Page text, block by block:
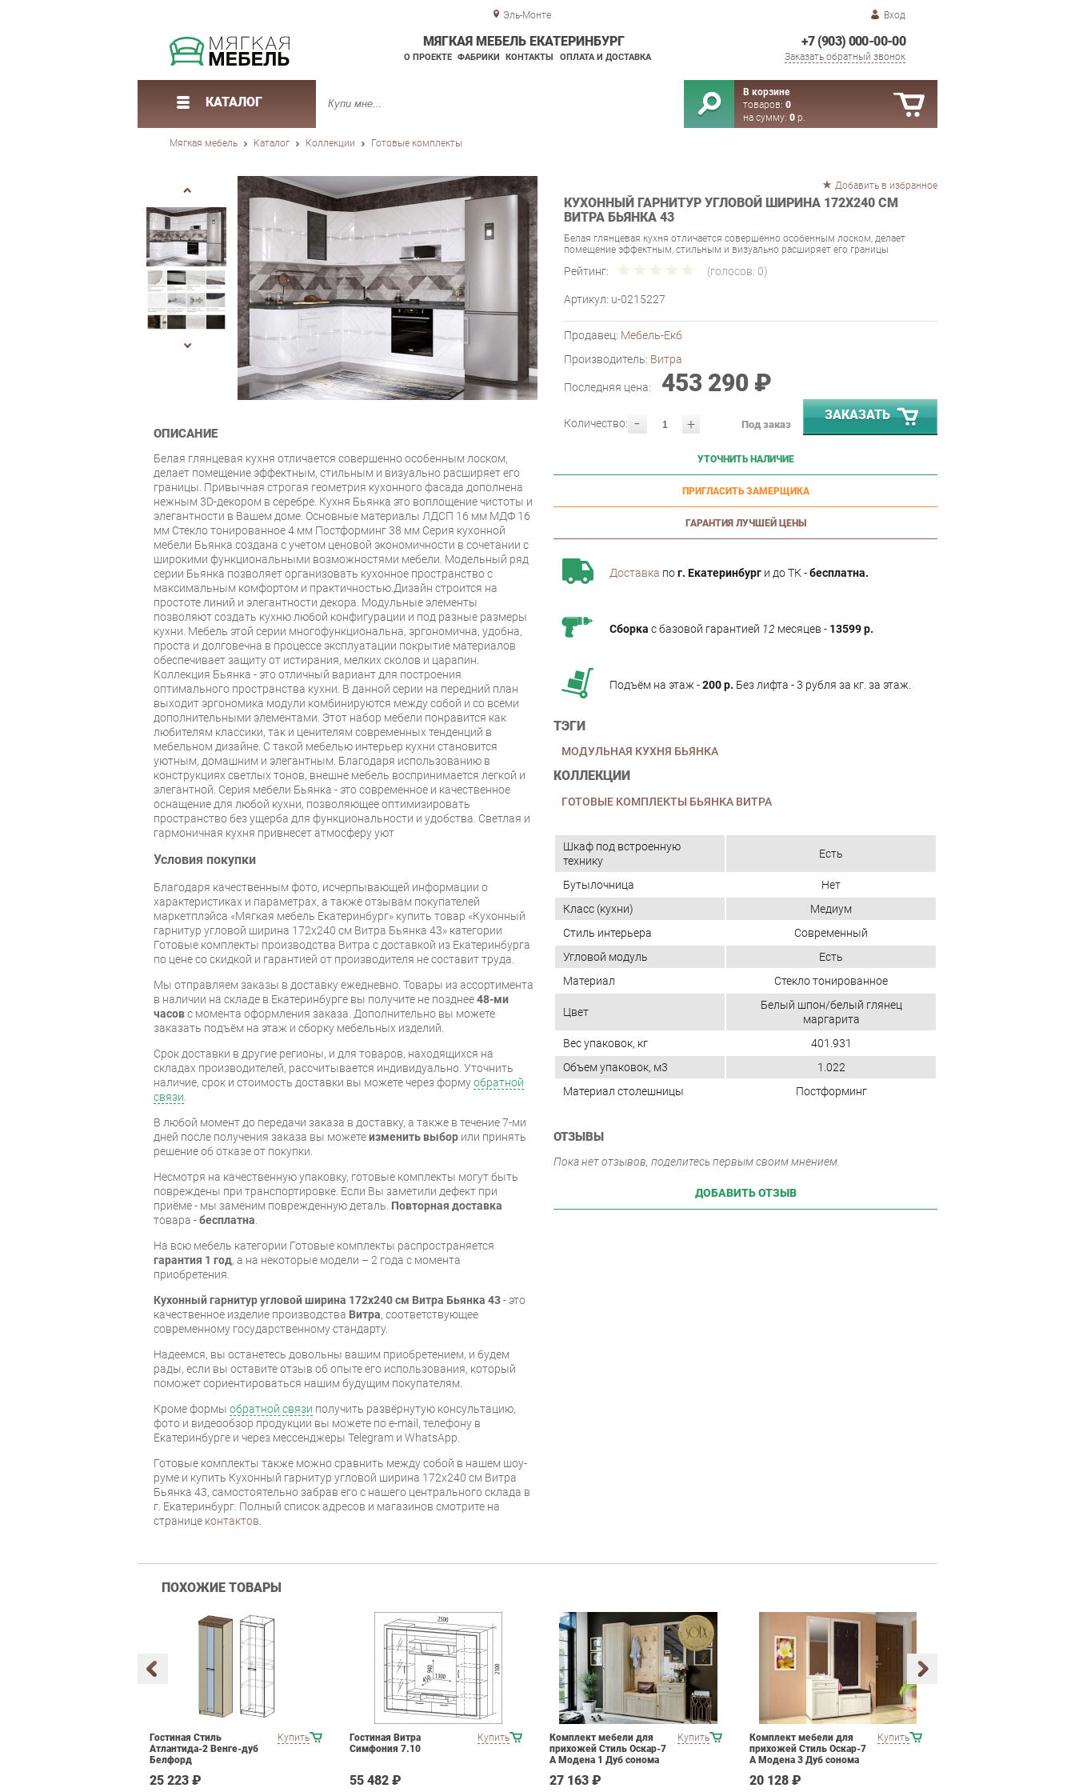
Эль-Монте Вход
+7 (903) 000-00-00
Заказать обратный звонок
МЯГКАЯ МЕБЕЛЬ ЕКАТЕРИНБУРГ
О ПРОЕКТЕ ФАБРИКИ КОНТАКТЫ ОПЛАТА И ДОСТАВКА
КАТАЛОГ
В корзине
товаров: 0
на сумму: 0 р.
Мягкая мебель Каталог Коллекции Готовые комплекты
Добавить в избранное
КУХОННЫЙ ГАРНИТУР УГЛОВОЙ ШИРИНА 172Х240 СМ
ВИТРА БЬЯНКА 43
Белая глянцевая кухня отличается совершенно особенным лоском, делает
помещение эффектным, стильным и визуально расширяет его границы
Рейтинг: (голосов: 0)
Артикул: u-0215227
Продавец: Мебель-Екб
Производитель: Витра
Последняя цена: 453 290 ₽
- +
Количество: Под заказ
ЗАКАЗАТЬ
УТОЧНИТЬ НАЛИЧИЕ
ПРИГЛАСИТЬ ЗАМЕРЩИКА
ГАРАНТИЯ ЛУЧШЕЙ ЦЕНЫ
Доставка пог. Екатеринбург и до ТК -бесплатна.
Сборка с базовой гарантией 12 месяцев - 13599 р.
Подъём на этаж -200 р. Без лифта - 3 рубля за кг. за этаж.
ТЭГИ
МОДУЛЬНАЯ КУХНЯ БЬЯНКА
КОЛЛЕКЦИИ
ГОТОВЫЕ КОМПЛЕКТЫ БЬЯНКА ВИТРА
ОПИСАНИЕ
Белая глянцевая кухня отличается совершенно особенным лоском,
делает помещение эффектным, стильным и визуально расширяет его
границы. Привычная строгая геометрия кухонного фасада дополнена
нежным 3D-декором в серебре. Кухня Бьянка это воплощение чистоты и
элегантности в Вашем доме. Основные материалы ЛДСП 16 мм МДФ 16
мм Стекло тонированное 4 мм Постформинг 38 мм Серия кухонной
мебели Бьянка создана с учетом ценовой экономичности в сочетании с
широкими функциональными возможностями мебели. Модельный ряд
серии Бьянка позволяет организовать кухонное пространство с
максимальным комфортом и практичностью.Дизайн строится на
простоте линий и элегантности декора. Модульные элементы
позволяют создать кухню любой конфигурации и под разные размеры
кухни. Мебель этой серии многофункциональна, эргономична, удобна,
проста и долговечна в процессе эксплуатации покрытие материалов
обеспечивает защиту от истирания, мелких сколов и царапин.
Коллекция Бьянка - это отличный вариант для построения
оптимального пространства кухни. В данной серии на передний план
выходит эргономика модули комбинируются между собой и со всеми
дополнительными элементами. Этот набор мебели понравится как
любителям классики, так и ценителям современных тенденций в
мебельном дизайне. С такой мебелью интерьер кухни становится
уютным, домашним и элегантным. Благодаря использованию в
конструкциях светлых тонов, внешне мебель воспринимается легкой и
элегантной. Серия мебели Бьянка - это современное и качественное
оснащение для любой кухни, позволяющее оптимизировать
пространство без ущерба для функциональности и удобства. Светлая и
гармоничная кухня привнесет атмосферу уют
Условия покупки
Благодаря качественным фото, исчерпывающей информации о
характеристиках и параметрах, а также отзывам покупателей
маркетплэйса «Мягкая мебель Екатеринбург» купить товар «Кухонный
гарнитур угловой ширина 172х240 см Витра Бьянка 43» категории
Готовые комплекты производства Витра с доставкой из Екатеринбурга
по цене со скидкой и гарантией от производителя не составит труда.
Мы отправляем заказы в доставку ежедневно. Товары из ассортимента
в наличии на складе в Екатеринбурге вы получите не позднее48-ми
часовс момента оформления заказа. Дополнительно вы можете
заказать подъём на этаж и сборку мебельных изделий.
Срок доставки в другие регионы, и для товаров, находящихся на
складах производителей, рассчитывается индивидуально. Уточнить
наличие, срок и стоимость доставки вы можете через формуобратной
связи.
В любой момент до передачи заказа в доставку, а также в течение 7-ми
дней после получения заказа вы можетеизменить выбор или принять
решение об отказе от покупки.
Несмотря на качественную упаковку, готовые комплекты могут быть
повреждены при транспортировке. Если Вы заметили дефект при
приёме - мы заменим поврежденную деталь. Повторная доставка
товара -бесплатна.
На всю мебель категории Готовые комплекты распространяется
гарантия 1 год, а на некоторые модели – 2 года с момента
приобретения.
Кухонный гарнитур угловой ширина 172х240 см Витра Бьянка 43- это
качественное изделие производства Витра, соответствующее
современному государственному стандарту.
Надеемся, вы останетесь довольны вашим приобретением, и будем
рады, если вы оставите отзыв об опыте его использования, который
поможет сориентироваться нашим будущим покупателям.
Кроме формы обратной связи получить развёрнутую консультацию,
фото и видеообзор продукции вы можете по e-mail, телефону в
Екатеринбурге и через мессенджеры Telegram и WhatsApp.
Готовые комплекты также можно сравнить между собой в нашем шоу-
руме и купить Кухонный гарнитур угловой ширина 172х240 см Витра
Бьянка 43, самостоятельно забрав его с нашего центрального склада в
г. Екатеринбург. Полный список адресов и магазинов смотрите на
странице контактов.
Шкаф под встроенную
технику
Есть
Бутылочница
Нет
Класс (кухни)
Медиум
Стиль интерьера
Современный
Угловой модуль
Есть
Материал
Стекло тонированное
Цвет
Белый шпон/белый глянец
маргарита
Вес упаковок, кг
401.931
Объем упаковок, м3
1.022
Материал столешницы
Постформинг
ОТЗЫВЫ
Пока нет отзывов, поделитесь первым своим мнением.
ДОБАВИТЬ ОТЗЫВ
ПОХОЖИЕ ТОВАРЫ
Купить
Гостиная Стиль
Атлантида-2 Венге-дуб
Белфорд
25 223 ₽
Купить
Гостиная Витра
Симфония 7.10
55 482 ₽
Купить
Комплект мебели для
прихожей Стиль Оскар-7
А Модена 1 Дуб сонома
27 163 ₽
Купить
Комплект мебели для
прихожей Стиль Оскар-7
А Модена 3 Дуб сонома
20 128 ₽